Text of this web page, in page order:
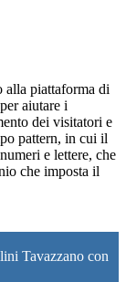
alla piattaforma di
aiutare i
dei visitatori e
pattern, in cui il
e lettere, che
che imposta il
Tavazzano con